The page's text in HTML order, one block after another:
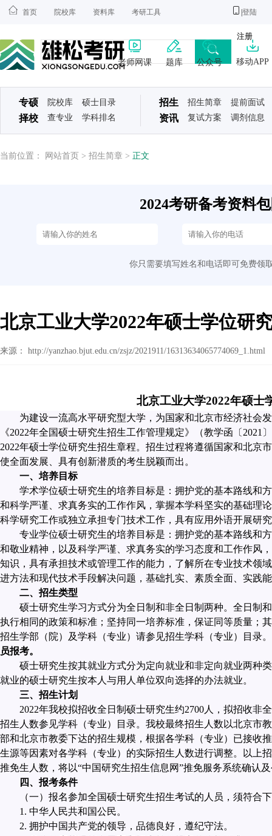
首页 院校库 资料库 考研工具 |登陆
注册
老师网课 题库 公众号 移动APP
专硕
择校
院校库
查专业
硕士目录
学科排名
招生
资讯
招生简章
复试方案
提前面试
调剂信息
当前位置： 网站首页 > 招生简章 > 正文
2024考研备考资料
你只需要填写姓名和电话即可免费领
北京工业大学2022年硕士学位研
来源： http://yanzhao.bjut.edu.cn/zsjz/2021911/16313634065774069_1.html
北京工业大学2022年硕士
为建设一流高水平研究型大学，为国家和北京市经济社会
《2022年全国硕士研究生招生工作管理规定》（教学函〔 2021 〕
2022年硕士学位研究生招生章程。招生过程将遵循国家和北京
使全面发展、具有创新潜质的考生脱颖而出。
一、培养目标
学术学位硕士研究生的培养目标是：拥护党的基本路线和
和科学严谨、求真务实的工作作风，掌握本学科坚实的基础理
科学研究工作或独立承担专门技术工作，具有应用外语开展研
专业学位硕士研究生的培养目标是：拥护党的基本路线和
和敬业精神，以及科学严谨、求真务实的学习态度和工作作风
知识，具有承担技术或管理工作的能力，了解所在专业技术领
进方法和现代技术手段解决问题，基础扎实、素质全面、实践
二、招生类型
硕士研究生学习方式分为全日制和非全日制两种。全日制
执行相同的政策和标准；坚持同一培养标准，保证同等质量；
招生学部（院）及学科（专业）请参见招生学科（专业）目录。
员报考。
硕士研究生按其就业方式分为定向就业和非定向就业两种
就业的硕士研究生按本人与用人单位双向选择的办法就业。
三、招生计划
2022年我校拟招收全日制硕士研究生约2700人，拟招收非
招生人数参见学科（专业）目录。我校最终招生人数以北京市
部和北京市教委下达的招生规模，根据各学科（专业）已接收
生源等因素对各学科（专业）的实际招生人数进行调整。以上
推免生人数，将以“中国研究生招生信息网”推免服务系统确认
四、报考条件
（一）报名参加全国硕士研究生招生考试的人员，须符合
1. 中华人民共和国公民。
2. 拥护中国共产党的领导，品德良好，遵纪守法。